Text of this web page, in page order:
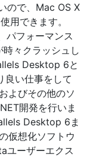
ので、Mac OS X
用できます。
パフォーマンス
々クラッシュし
Desktop 6と
良い仕事をして
よびその他のソ
開発を行いま
Desktop 6ま
仮想化ソフトウ
ユーザーエクス